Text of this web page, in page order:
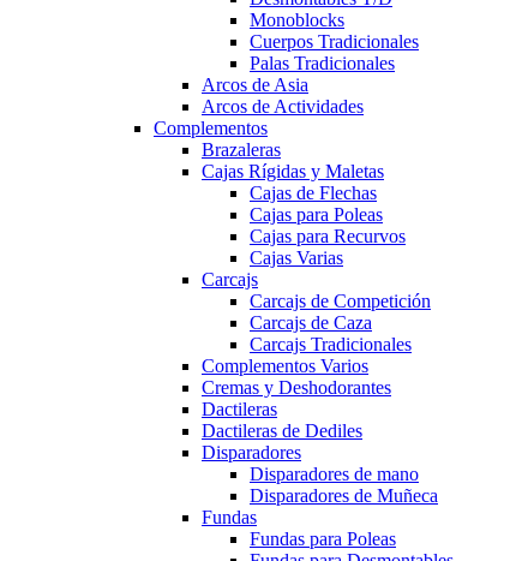
Monoblocks
Cuerpos Tradicionales
Palas Tradicionales
Arcos de Asia
Arcos de Actividades
Complementos
Brazaleras
Cajas Rígidas y Maletas
Cajas de Flechas
Cajas para Poleas
Cajas para Recurvos
Cajas Varias
Carcajs
Carcajs de Competición
Carcajs de Caza
Carcajs Tradicionales
Complementos Varios
Cremas y Deshodorantes
Dactileras
Dactileras de Dediles
Disparadores
Disparadores de mano
Disparadores de Muñeca
Fundas
Fundas para Poleas